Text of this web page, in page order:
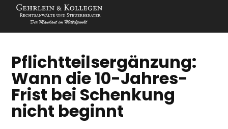
Pflichtteilsergänzung:
Wann die 10-Jahres-
Frist bei Schenkung
nicht beginnt